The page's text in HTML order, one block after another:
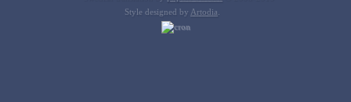
Style designed by Artodia